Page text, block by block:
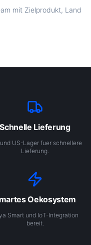
mit Zielprodukt, Land
Schnelle Lieferung
US-Lager fuer schnellere
Lieferung.
Oekosystem
Smart und IoT-Integration
bereit.